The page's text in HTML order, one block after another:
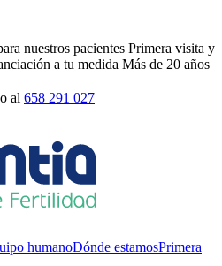
nuestros pacientes Primera visita y
a tu medida Más de 20 años
o al 658 291 027
humanoDónde estamosPrimera